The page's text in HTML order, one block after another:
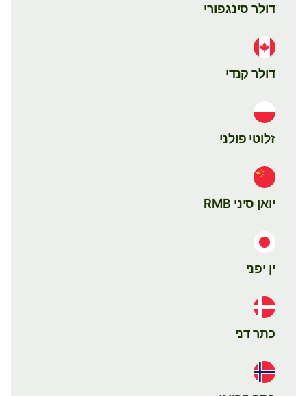
דולר סינגפורי
דולר קנדי
זלוטי פולני
יואן סיני RMB
ין יפני
כתר דני